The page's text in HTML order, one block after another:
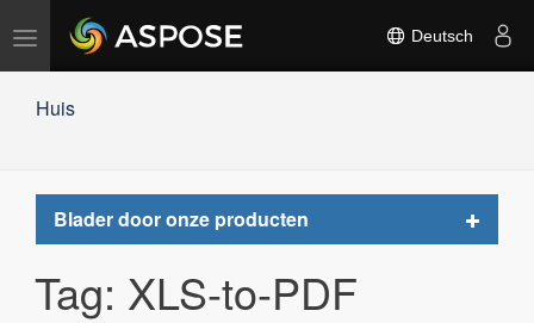
Navigation
umschalten
Deutsch
Huis
Blader door onze producten
Toggle
Tag: XLS-to-PDF